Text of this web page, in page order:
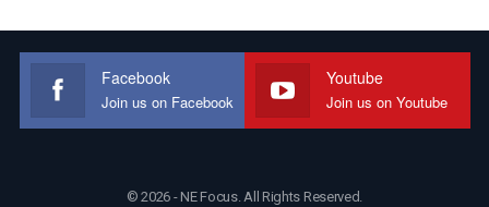
Facebook
Join us on Facebook
Youtube
Join us on Youtube
© 2026 - NE Focus. All Rights Reserved.